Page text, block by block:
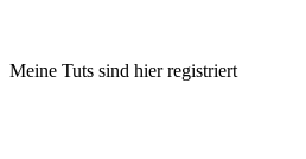
Meine Tuts sind hier registriert